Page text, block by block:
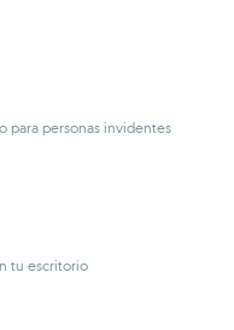
para personas invidentes
tu escritorio